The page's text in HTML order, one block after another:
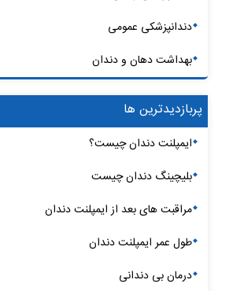
دندانپزشکی عمومی
بهداشت دهان و دندان
پربازدیدترین ها
ایمپلنت دندان چیست؟
بلیچینگ دندان چیست
مراقبت های بعد از ایمپلنت دندان
طول عمر ایمپلنت دندان
درمان بی دندانی